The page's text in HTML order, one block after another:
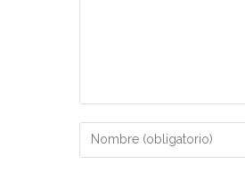
Introduce
tu